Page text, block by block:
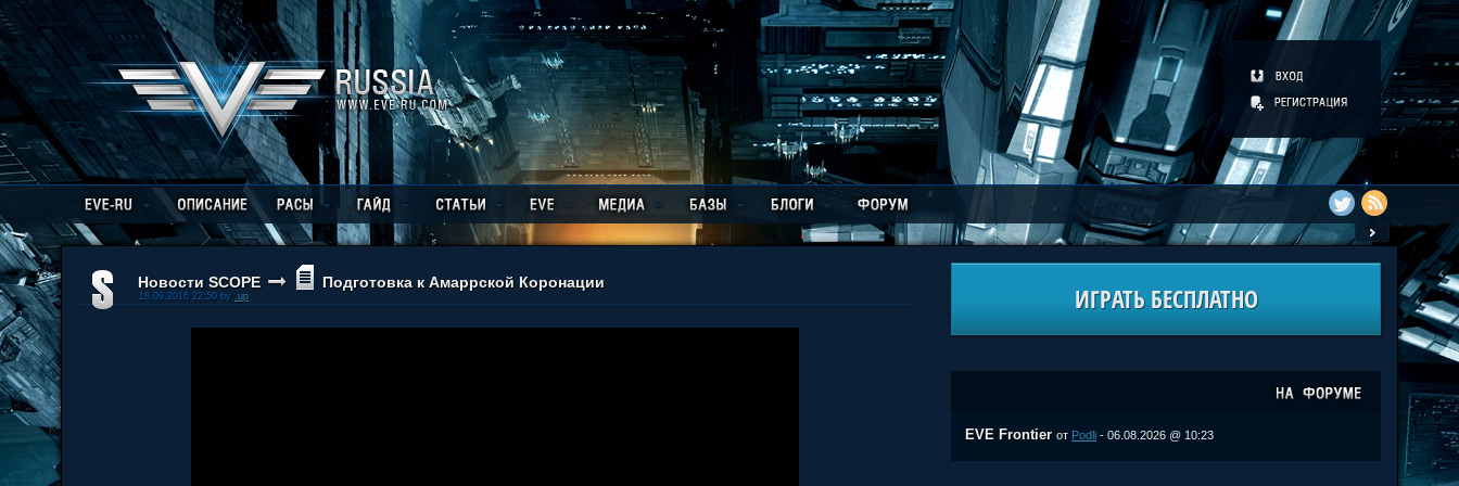
Новости SCOPE Подготовка к Амаррской Коронации
18.09.2016 22:50 by .up ИГРАТЬ БЕСПЛАТНО
EVE Frontier от Podli - 06.08.2026 @ 10:23